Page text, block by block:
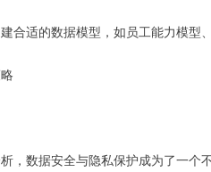
合适的数据模型，如员工能力模
，数据安全与隐私保护成为了一